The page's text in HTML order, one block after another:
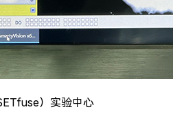
）实验中心